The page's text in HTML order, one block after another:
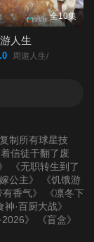
第20200913期
第20201004期
第20201115期
第20201206期
第20210110期
全10集
人生
周遊人生/
制所有球星技
信徒干翻了废
《无职转生到了
公主》
《饥饿游
有香气》
《凛冬下
神·百厨大战》
》
《盲盒》